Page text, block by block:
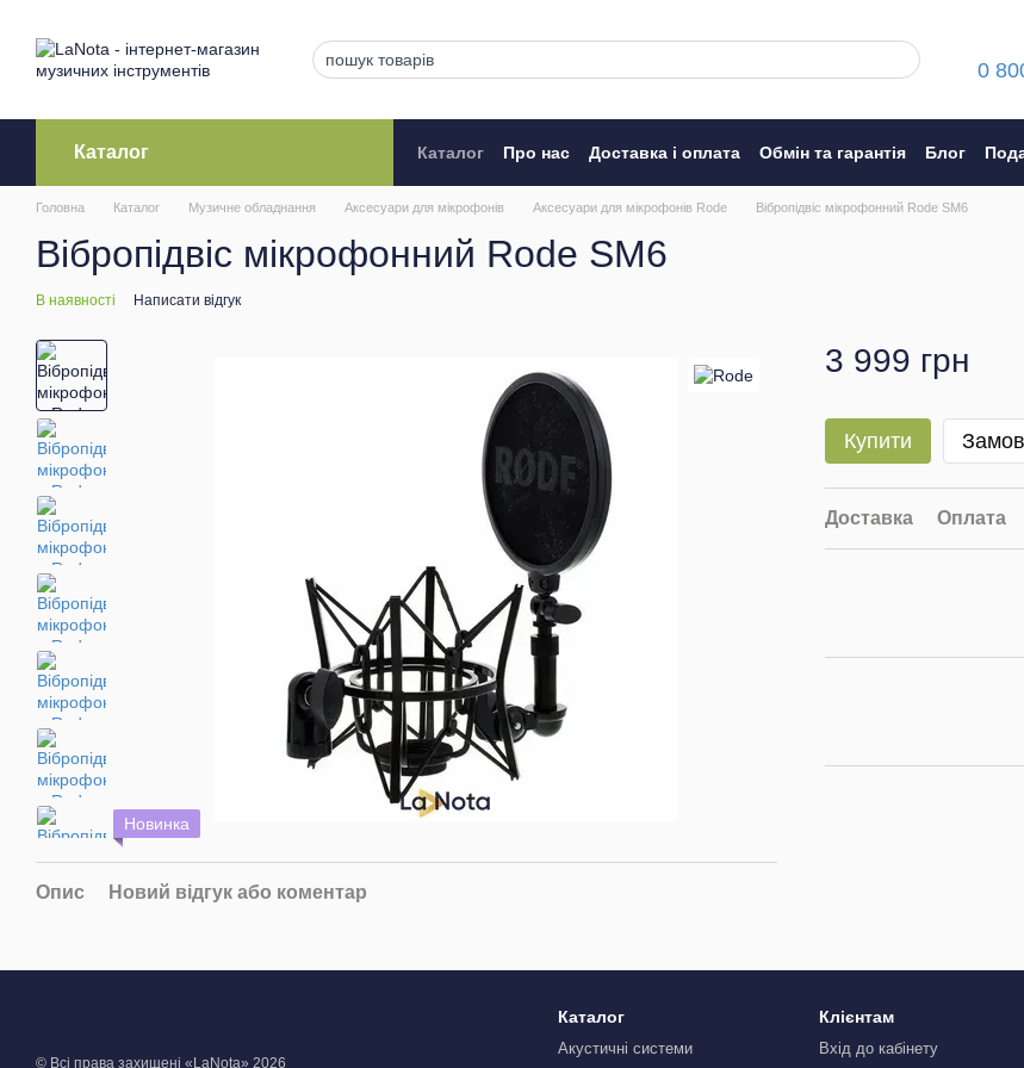
0
Каталог Каталог Про нас Доставка і оплата Обмін та гарантія Блог
Головна Каталог Музичне обладнання Аксeсуари для мікрофонів Аксeсуари для мікрофонів Rode Вібропідвіс мікрофонний Rode SM6
Вібропідвіс мікрофонний Rode SM6
В наявності Написати відгук
Новинка
Опис Новий відгук або коментар
3 999 грн
Купити
Доставка Оплата
© Всі права захищені «LaNota» 2026
Каталог
Акустичні системи
Клієнтам
Вхід до кабінету